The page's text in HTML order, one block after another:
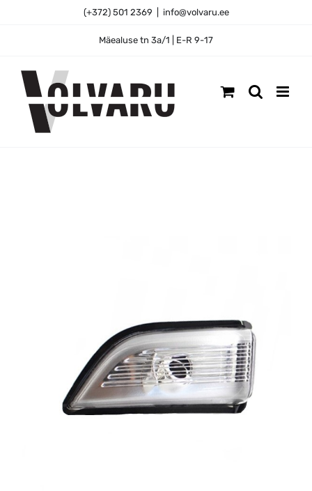
(+372) 501 2369 info@volvaru.ee
Mäealuse tn 3a/1 | E-R 9-17